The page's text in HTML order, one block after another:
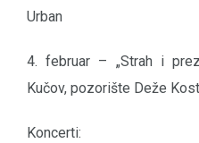
Urban
4. februar – „Strah i
Kučov, pozorište Deže
Koncerti: